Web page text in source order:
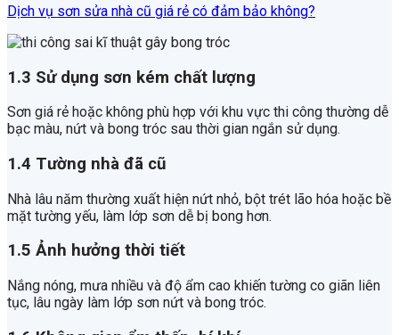
Dịch vụ sơn sửa nhà cũ giá rẻ có đảm bảo không?
1.3 Sử dụng sơn kém chất lượng
Sơn giá rẻ hoặc không phù hợp với khu vực thi công thường dễ
bạc màu, nứt và bong tróc sau thời gian ngắn sử dụng.
1.4 Tường nhà đã cũ
Nhà lâu năm thường xuất hiện nứt nhỏ, bột trét lão hóa hoặc bề
mặt tường yếu, làm lớp sơn dễ bị bong hơn.
1.5 Ảnh hưởng thời tiết
Nắng nóng, mưa nhiều và độ ẩm cao khiến tường co giãn liên
tục, lâu ngày làm lớp sơn nứt và bong tróc.